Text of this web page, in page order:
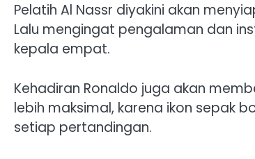
Pelatih Al Nassr diyakini akan
Lalu mengingat pengalaman dan
kepala empat.
Kehadiran Ronaldo juga akan
lebih maksimal, karena ikon sepak
setiap pertandingan.